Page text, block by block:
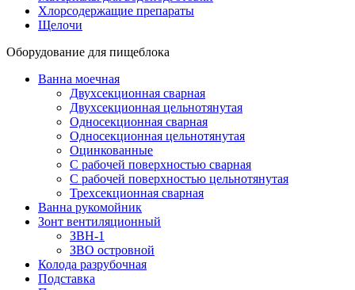
Хлорсодержащие препараты
Щелочи
Оборудование для пищеблока
Ванна моечная
Двухсекционная сварная
Двухсекционная цельнотянутая
Односекционная сварная
Односекционная цельнотянутая
Оцинкованные
С рабочей поверхностью сварная
С рабочей поверхностью цельнотянутая
Трехсекционная сварная
Ванна рукомойник
Зонт вентиляционный
ЗВН-1
ЗВО островной
Колода разрубочная
Подставка